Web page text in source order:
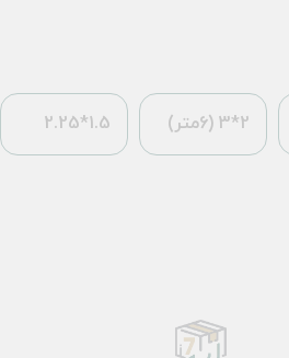
2*3 (6متر) 1.5*2.25